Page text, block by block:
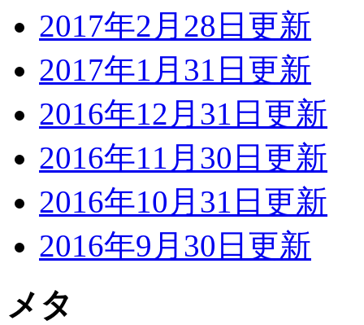
2017年2月28日更新
2017年1月31日更新
2016年12月31日更新
2016年11月30日更新
2016年10月31日更新
2016年9月30日更新
メタ